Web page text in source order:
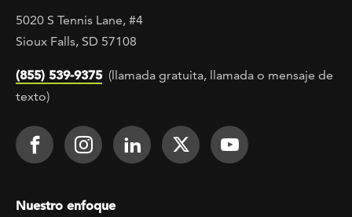
5020 S Tennis Lane, #4
Sioux Falls, SD 57108
(855) 539-9375 (llamada gratuita, llamada o mensaje de
texto)
Footer Social
Face It TOGETHER on Facebook
Face It TOGETHER on
Face It TOGETHER on
Face ItFace It
Footer menu
Nuestro enfoque